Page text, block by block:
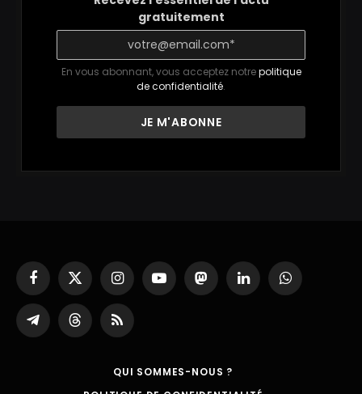
gratuitement
En vous abonnant, vous acceptez notrepolitique
de confidentialité.
Facebook
X
(Twitter)
InstagramYouTubeMastodonLinkedInWhatsApp
Partager
sur
ThreadsRSS
QUI SOMMES-NOUS ?